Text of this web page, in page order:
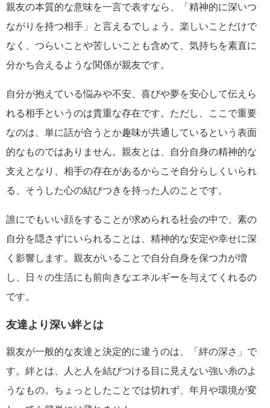
親友の本質的な意味を一言で表すなら、「精神的に深いつ
ながりを持つ相手」と言えるでしょう。楽しいことだけで
なく、つらいことや苦しいことも含めて、気持ちを素直に
分かち合えるような関係が親友です。
自分が抱えている悩みや不安、喜びや夢を安心して伝えら
れる相手というのは貴重な存在です。ただし、ここで重要
なのは、単に話が合うとか趣味が共通しているという表面
的なものではありません。親友とは、自分自身の精神的な
支えとなり、相手の存在があるからこそ自分らしくいられ
る、そうした心の結びつきを持った人のことです。
誰にでもいい顔をすることが求められる社会の中で、素の
自分を隠さずにいられることは、精神的な安定や幸せに深
く影響します。親友がいることで自分自身を保つ力が増
し、日々の生活にも前向きなエネルギーを与えてくれるの
です。
友達より深い絆とは
親友が一般的な友達と決定的に違うのは、「絆の深さ」で
す。絆とは、人と人を結びつける目に見えない強い糸のよ
うなもの。ちょっとしたことでは切れず、年月や環境が変